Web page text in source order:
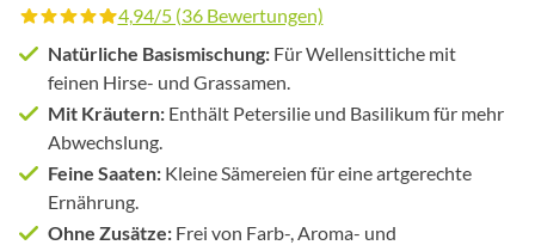
Durchschnittliche Bewertung von 4.9 von 5 Sternen
4,94/5 (36 Bewertungen)
Natürliche Basismischung: Für Wellensittiche mit
feinen Hirse- und Grassamen.
Mit Kräutern: Enthält Petersilie und Basilikum für mehr
Abwechslung.
Feine Saaten: Kleine Sämereien für eine artgerechte
Ernährung.
Ohne Zusätze: Frei von Farb-, Aroma- und